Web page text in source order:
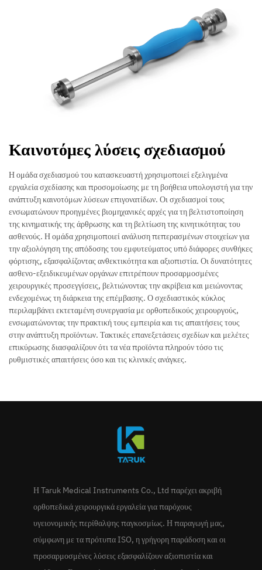
Καινοτόμες λύσεις σχεδιασμού
Η ομάδα σχεδιασμού του κατασκευαστή χρησιμοποιεί εξελιγμένα
εργαλεία σχεδίασης και προσομοίωσης με τη βοήθεια υπολογιστή για την
ανάπτυξη καινοτόμων λύσεων επιγονατίδων. Οι σχεδιασμοί τους
ενσωματώνουν προηγμένες βιομηχανικές αρχές για τη βελτιστοποίηση
της κινηματικής της άρθρωσης και τη βελτίωση της κινητικότητας του
ασθενούς. Η ομάδα χρησιμοποιεί ανάλυση πεπερασμένων στοιχείων για
την αξιολόγηση της απόδοσης του εμφυτεύματος υπό διάφορες συνθήκες
φόρτισης, εξασφαλίζοντας ανθεκτικότητα και αξιοπιστία. Οι δυνατότητες
ασθενο-εξειδικευμένων οργάνων επιτρέπουν προσαρμοσμένες
χειρουργικές προσεγγίσεις, βελτιώνοντας την ακρίβεια και μειώνοντας
ενδεχομένως τη διάρκεια της επέμβασης. Ο σχεδιαστικός κύκλος
περιλαμβάνει εκτεταμένη συνεργασία με ορθοπεδικούς χειρουργούς,
ενσωματώνοντας την πρακτική τους εμπειρία και τις απαιτήσεις τους
στην ανάπτυξη προϊόντων. Τακτικές επανεξετάσεις σχεδίων και μελέτες
επικύρωσης διασφαλίζουν ότι τα νέα προϊόντα πληρούν τόσο τις
ρυθμιστικές απαιτήσεις όσο και τις κλινικές ανάγκες.
Η Taruk Medical Instruments Co., Ltd παρέχει ακριβή
ορθοπεδικά χειρουργικά εργαλεία για παρόχους
υγειονομικής περίθαλψης παγκοσμίως. Η παραγωγή μας,
σύμφωνη με τα πρότυπα ISO, η γρήγορη παράδοση και οι
προσαρμοσμένες λύσεις εξασφαλίζουν αξιοπιστία και